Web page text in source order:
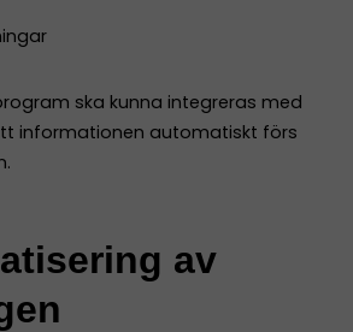
ska kunna integreras med
informationen automatiskt förs
av